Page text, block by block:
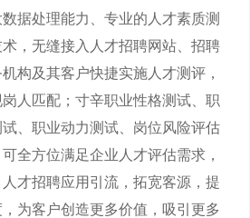
据处理能力、专业的人才素质测
，无缝接入人才招聘网站、招聘
构及其客户快捷实施人才测评，
人匹配；寸辛职业性格测试、职
、职业动力测试、岗位风险评估
全方位满足企业人才评估需求，
才招聘应用引流，拓宽客源，提
为客户创造更多价值，吸引更多